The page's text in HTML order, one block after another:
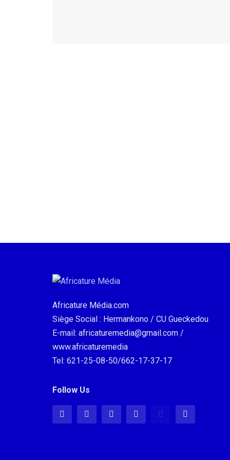
Africature Média.com
Siège Social : Hermankono / CU Gueckedou
E-mail: africaturemedia@gmail.com /
www.africaturemedia
Tel: 621-25-08-50/662-17-37-17
Follow Us